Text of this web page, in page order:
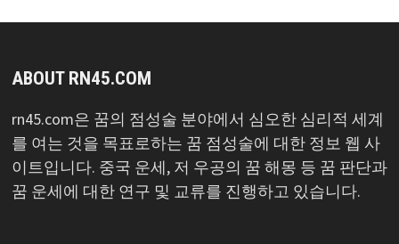
ABOUT RN45.COM
rn45.com은 꿈의 점성술 분야에서 심오한 심리적 세계
를 여는 것을 목표로하는 꿈 점성술에 대한 정보 웹 사
이트입니다. 중국 운세, 저 우공의 꿈 해몽 등 꿈 판단과
꿈 운세에 대한 연구 및 교류를 진행하고 있습니다.